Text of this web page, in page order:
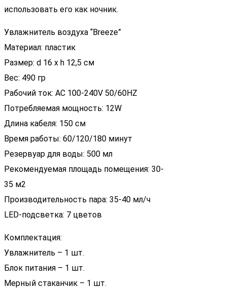
использовать его как ночник.
Увлажнитель воздуха “Breeze”
Материал: пластик
Размер: d 16 х h 12,5 см
Вес: 490 гр
Рабочий ток: АС 100-240V 50/60HZ
Потребляемая мощность: 12W
Длина кабеля: 150 см
Время работы: 60/120/180 минут
Резервуар для воды: 500 мл
Рекомендуемая площадь помещения: 30-
35 м2
Производительность пара: 35-40 мл/ч
LED-подсветка: 7 цветов
Комплектация:
Увлажнитель – 1 шт.
Блок питания – 1 шт.
Мерный стаканчик – 1 шт.